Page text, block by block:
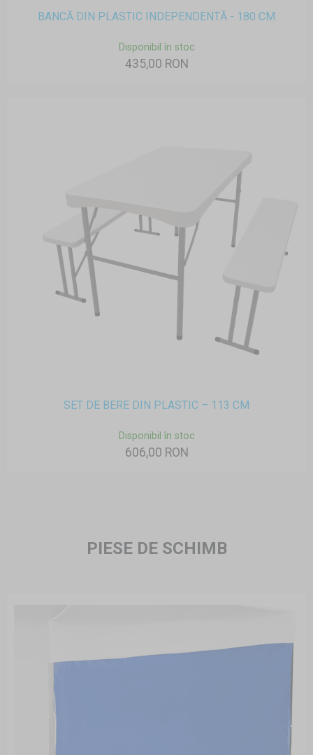
BANCĂ DIN PLASTIC INDEPENDENTĂ - 180 CM
Disponibil în stoc
435,00 RON
SET DE BERE DIN PLASTIC – 113 CM
Disponibil în stoc
606,00 RON
PIESE DE SCHIMB